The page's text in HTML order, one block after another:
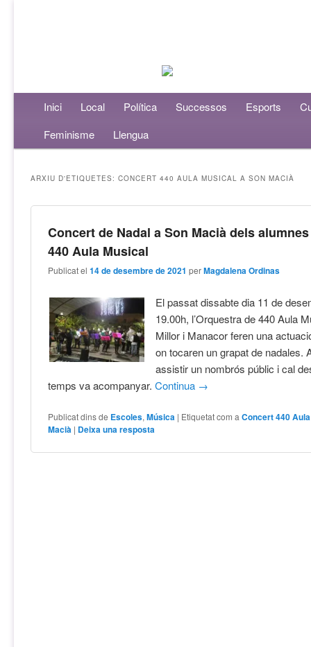
Menú principalAneu al contingut principal
Aneu al contingut secundari
Inici Local Política Successos Esports
Feminisme
Llengua
ARXIU D'ETIQUETES:CONCERT 440 AULA MUSICAL A SON MACIÀ
Concert de Nadal a Son Macià dels
440 Aula Musical
Publicat el14 de desembre de 2021 perMagdalena Ordinas
El passat dissabte dia 11 de
19.00h, l’Orquestra de 440 Aula
Millor i Manacor feren una
on tocaren un grapat de nadales.
assistir un nombrós públic i cal
temps va acompanyar.Continua →
Publicat dins de Escoles,Música | Etiquetat com a Concert 440
Macià | Deixa una resposta